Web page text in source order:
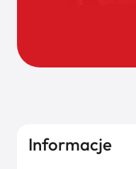
Informacje